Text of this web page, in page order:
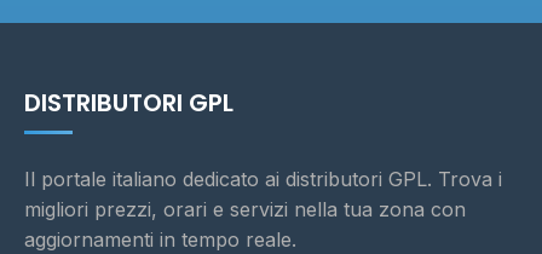
DISTRIBUTORI GPL
Il portale italiano dedicato ai distributori GPL. Trova i
migliori prezzi, orari e servizi nella tua zona con
aggiornamenti in tempo reale.